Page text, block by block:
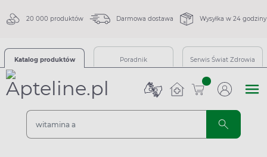
20 000 produktów Darmowa dostawa Wysyłka w 24 godziny
Katalog produktów Poradnik Serwis Świat Zdrowia
sztuk